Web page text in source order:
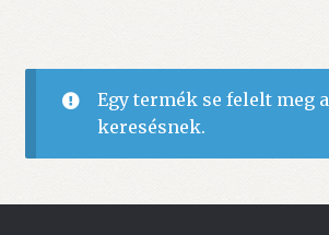
Egy termék se felelt meg a
keresésnek.